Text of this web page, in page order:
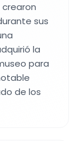
sus
la
para
de los